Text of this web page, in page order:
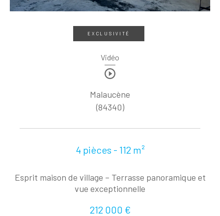
EXCLUSIVITÉ
Vidéo
Malaucène
(84340)
4 pièces - 112 m²
Esprit maison de village – Terrasse panoramique et
vue exceptionnelle
212 000 €